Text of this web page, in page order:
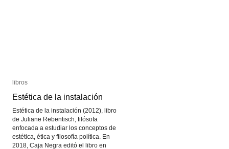
libros
Estética de la instalación
Estética de la instalación (2012), libro
de Juliane Rebentisch, filósofa
enfocada a estudiar los conceptos de
estética, ética y filosofía política. En
2018, Caja Negra editó el libro en
libros
Estética de la instalación